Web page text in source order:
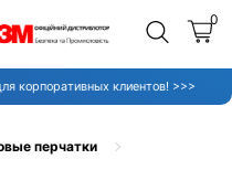
0
корпоративных клиентов! >>>
перчатки